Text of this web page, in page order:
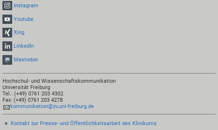
Instagram
Youtube
Xing
LinkedIn
Mastodon
Hochschul- und Wissenschaftskommunikation
Universität Freiburg
Tel.: (+49) 0761 203 4302
Fax: (+49) 0761 203 4278
kommunikation@zv.uni-freiburg.de
Kontakt zur Presse- und Öffentlichkeitsarbeit des Klinikums